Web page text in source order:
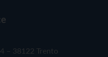
– 38122 Trento